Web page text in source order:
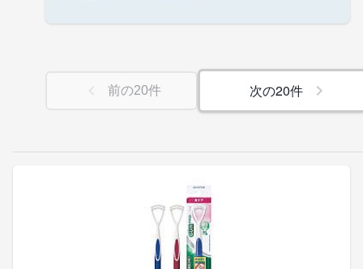
前の20件 次の20件